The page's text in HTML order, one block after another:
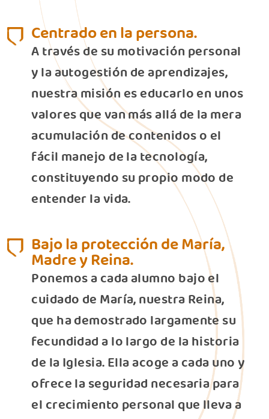
Centrado en la persona.
A través de su motivación personal
y la autogestión de aprendizajes,
nuestra misión es educarlo en unos
valores que van más allá de la mera
acumulación de contenidos o el
fácil manejo de la tecnología,
constituyendo su propio modo de
entender la vida.
Bajo la protección de María,
Madre y Reina.
Ponemos a cada alumno bajo el
cuidado de María, nuestra Reina,
que ha demostrado largamente su
fecundidad a lo largo de la historia
de la Iglesia. Ella acoge a cada uno y
ofrece la seguridad necesaria para
el crecimiento personal que lleva a